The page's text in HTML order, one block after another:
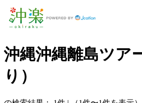
沖縄沖縄離島ツア
り）